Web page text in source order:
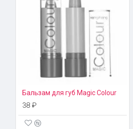
растрескивания или шелушения в
заживляет нарушения
аллергических реакций.
Способ применения
Гигиеническую помаду
Бальзам для губ Magic Colour
38 ₽